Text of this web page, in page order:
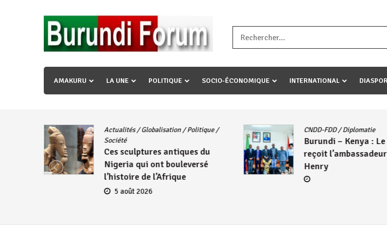
« Ingorane si ugupfa , ingorane ni ugupfa nabi ,gupfa ataco umariye umuryango wawe canke
uzopfire neza umuryango n’igihugu cakwibarutse ? »
AMAKURU LA UNE POLITIQUE SOCIO-ÉCONOMIQUE INTERNATIONAL
Actualités/Globalisation/Politique/
Société
Ces sculptures antiques du
Nigeria qui ont bouleversé
l’histoire de l’Afrique
5 août 2026
CNDD-FDD/Diplomatie
Burundi – Kenya :
reçoit
Henry